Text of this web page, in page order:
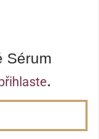
Sérum
.